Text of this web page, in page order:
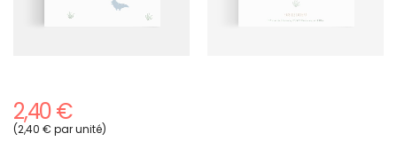
2,40 €
(2,40 € par unité)